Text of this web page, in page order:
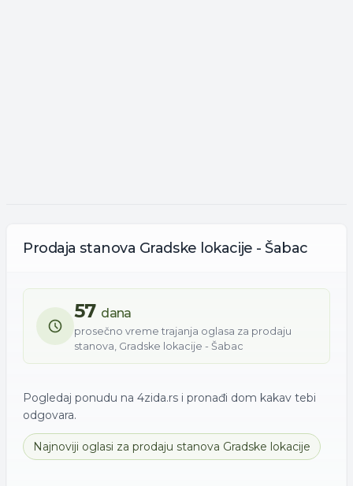
Prodaja stanova Gradske lokacije - Šabac
57 dana
prosečno vreme trajanja oglasa za prodaju
stanova, Gradske lokacije - Šabac
Pogledaj ponudu na 4zida.rs i pronađi dom kakav tebi
odgovara.
Najnoviji oglasi za prodaju stanova Gradske lokacije